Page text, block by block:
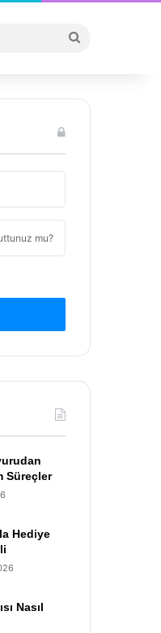
...
mu?
Süreçler
Hediye
Nasıl